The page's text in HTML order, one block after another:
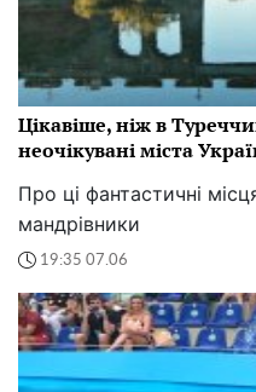
Цікавіше, ніж в
неочікувані міста
Про ці фантастичні
мандрівники
19:35 07.06